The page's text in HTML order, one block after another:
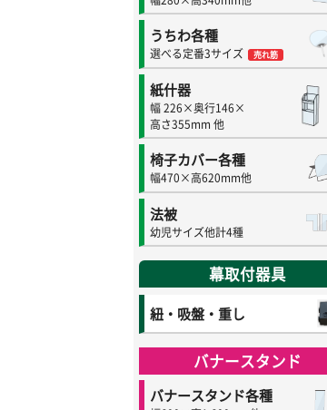
うちわ各種
選べる定番3サイズ 売れ筋
紙什器
幅 226×奥行146×
高さ355mm 他
椅子カバー各種
幅470×高620mm他
法被
幼児サイズ他計4種
幕取付器具
紐・吸盤・重し
バナースタンド
バナースタンド各種